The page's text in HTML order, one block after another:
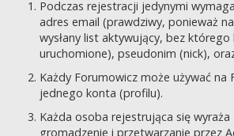
Podczas rejestracji jedynymi
adres email (prawdziwy, ponieważ
wysłany list aktywujący, bez
uruchomione), pseudonim (nick),
Każdy Forumowicz może używać na
jednego konta (profilu).
Każda osoba rejestrująca się wyraża
gromadzenie i przetwarzanie przez